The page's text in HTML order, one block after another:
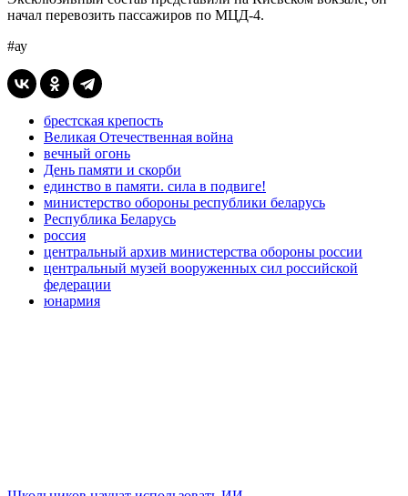
начал перевозить пассажиров по МЦД-4.
#ау
брестская крепость
Великая Отечественная война
вечный огонь
День памяти и скорби
единство в памяти. сила в подвиге!
министерство обороны республики беларусь
Республика Беларусь
россия
центральный архив министерства обороны россии
центральный музей вооруженных сил российской
федерации
юнармия